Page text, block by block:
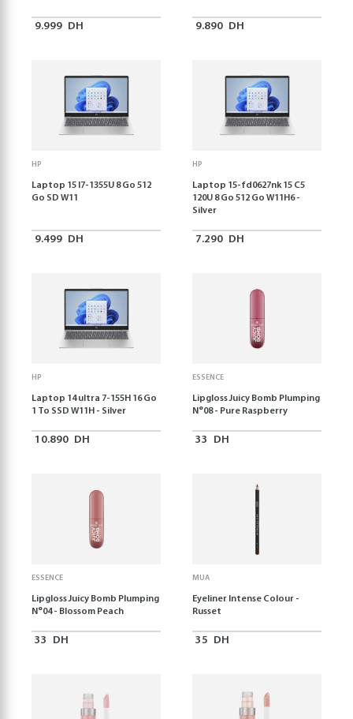
9.999 DH 9.890 DH
HP
Laptop 15 I7-1355U 8 Go 512
Go SD W11
9.499 DH
HP
Laptop 15-fd0627nk 15 C5
120U 8 Go 512 Go W11H6 -
Silver
7.290 DH
HP
Laptop 14 ultra 7-155H 16 Go
1 To SSD W11H - Silver
10.890 DH
ESSENCE
Lipgloss Juicy Bomb Plumping
N°08 - Pure Raspberry
33 DH
ESSENCE
Lipgloss Juicy Bomb Plumping
N°04 - Blossom Peach
33 DH
MUA
Eyeliner Intense Colour -
Russet
35 DH